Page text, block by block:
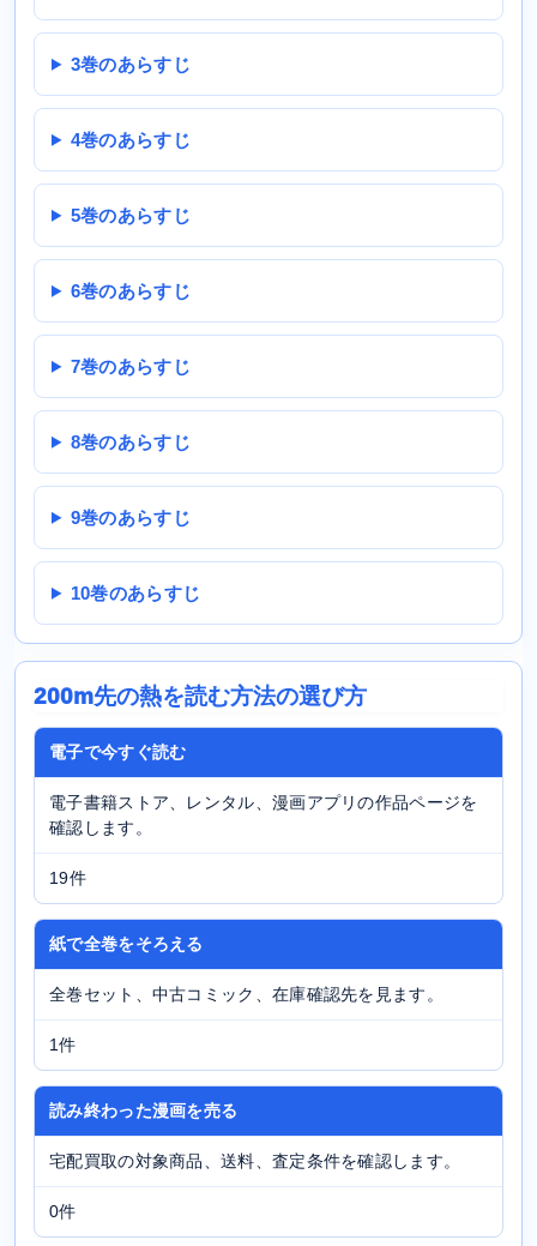
3巻のあらすじ
4巻のあらすじ
5巻のあらすじ
6巻のあらすじ
7巻のあらすじ
8巻のあらすじ
9巻のあらすじ
10巻のあらすじ
200m先の熱を読む方法の選び方
電子で今すぐ読む
電子書籍ストア、レンタル、漫画アプリの作品ページを
確認します。
19件
紙で全巻をそろえる
全巻セット、中古コミック、在庫確認先を見ます。
1件
読み終わった漫画を売る
宅配買取の対象商品、送料、査定条件を確認します。
0件